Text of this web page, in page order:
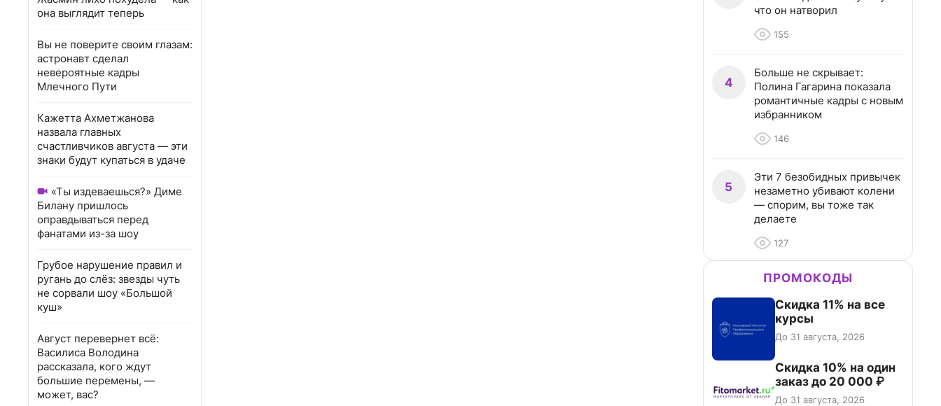
она выглядит теперь
Вы не поверите своим глазам:
астронавт сделал
невероятные кадры
Млечного Пути
Кажетта Ахметжанова
назвала главных
счастливчиков августа — эти
знаки будут купаться в удаче
«Ты издеваешься?» Диме
Билану пришлось
оправдываться перед
фанатами из-за шоу
Грубое нарушение правил и
ругань до слёз: звезды чуть
не сорвали шоу «Большой
куш»
Август перевернет всё:
Василиса Володина
рассказала, кого ждут
большие перемены, —
может, вас?
что он натворил
155
4
Больше не скрывает:
Полина Гагарина показала
романтичные кадры с новым
избранником
146
5
Эти 7 безобидных привычек
незаметно убивают колени
— спорим, вы тоже так
делаете
127
ПРОМОКОДЫ
Скидка 11% на все
курсы
До 31 августа, 2026
Скидка 10% на один
заказ до 20 000 ₽
До 31 августа, 2026